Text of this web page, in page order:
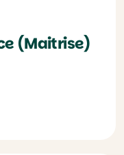
(Maitrise)